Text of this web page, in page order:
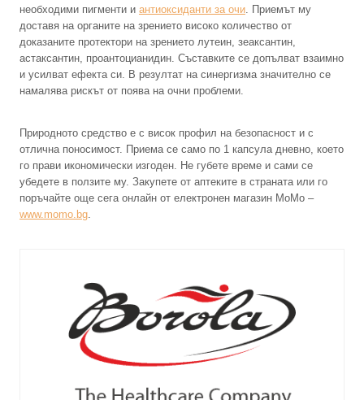
необходими пигменти и антиоксиданти за очи . Приемът му
доставя на органите на зрението високо количество от
доказаните протектори на зрението лутеин, зеаксантин,
астаксантин, проантоцианидин. Съставките се допълват взаимно
и усилват ефекта си. В резултат на синергизма значително се
намалява рискът от поява на очни проблеми.
Природното средство е с висок профил на безопасност и с
отлична поносимост. Приема се само по 1 капсула дневно, което
го прави икономически изгоден. Не губете време и сами се
убедете в ползите му. Закупете от аптеките в страната или го
поръчайте още сега онлайн от електронен магазин МоМо –
www.momo.bg